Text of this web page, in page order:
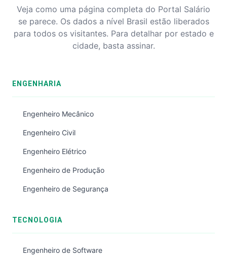
Veja como uma página completa do Portal Salário
se parece. Os dados a nível Brasil estão liberados
para todos os visitantes. Para detalhar por estado e
cidade, basta assinar.
ENGENHARIA
Engenheiro Mecânico
Engenheiro Civil
Engenheiro Elétrico
Engenheiro de Produção
Engenheiro de Segurança
TECNOLOGIA
Engenheiro de Software